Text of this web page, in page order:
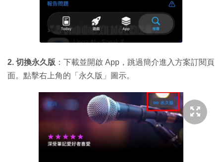
2. 切換永久版 ：下載並開啟 App，跳過簡介進入方案訂閱頁
面。點擊右上角的「永久版」圖示。